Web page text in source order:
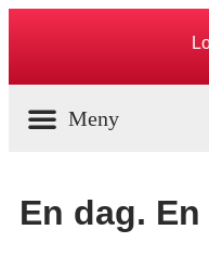
En dag.